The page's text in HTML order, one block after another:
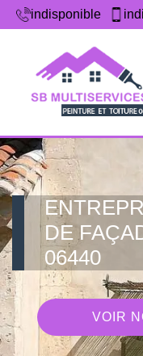
indisponible
DE
06440
VOIR